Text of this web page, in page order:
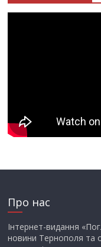
Про нас
Інтернет-видання
новини Тернополя та